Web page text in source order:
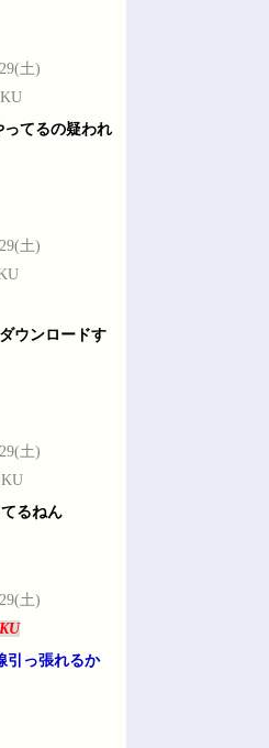
土)
ってるの疑われ
土)
ウンロードす
土)
るねん
土)
引っ張れるか